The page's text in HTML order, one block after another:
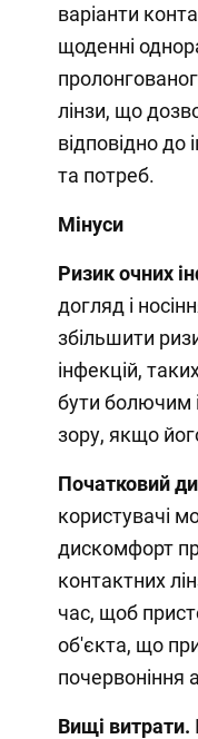
варіанти
щоденні
лінзи, що
відповідно до
та потреб.
Мінуси
Ризик очних
догляд і
збільшити
інфекцій,
бути болючим
зору, якщо
Початковий
користувачі
дискомфорт
контактних
час, щоб
об'єкта, що
почервоніння
Вищі витрати.